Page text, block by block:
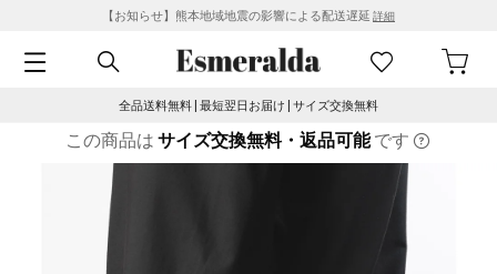
【お知らせ】熊本地域地震の影響による配送遅延 詳細
全品送料無料 | 最短翌日お届け | サイズ交換無料
この商品は サイズ交換無料・返品可能です